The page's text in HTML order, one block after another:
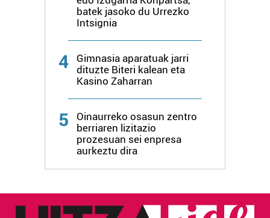
erabiltzen dituen hauta dezakezu.
bazkideen zerrenda, beren ustez zein helburutarako
duten interes legitimoa eta horren aurka nola egin
Lortu zure datu pertsonalak prozesatzeko moduari
buruzko informazio gehiago eta ezarri zure lehentasunak
datuen atalean. Edozein unetan alda edo ken dezakezu
Webgune honek cookie propioak eta hirugarrenen cookie-
fitxategiak erabiltzen ditu. Zure esperientzia eta
batek jasoko du Urrezko
Intsignia
4
Gimnasia aparatuak jarri
dituzte Biteri kalean eta
Kasino Zaharran
5
Oinaurreko osasun zentro
berriaren lizitazio
prozesuan sei enpresa
aurkeztu dira